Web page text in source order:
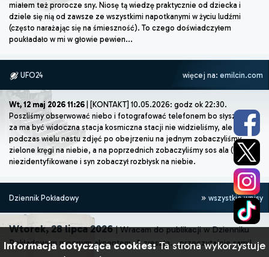
miałem też prorocze sny. Niosę tą wiedzę praktycznie od dziecka i
dziele się nią od zawsze ze wszystkimi napotkanymi w życiu ludźmi
(często narażając się na śmieszność). To czego doświadczyłem
poukładało w mi w głowie pewien...
UFO24 więcej na: emilcin.com
Wt, 12 maj 2026 11:26 | [KONTAKT] 10.05.2026: godz ok 22:30.
Poszliśmy obserwować niebo i fotografować telefonem bo słyszeliśmy
za ma być widoczna stacja kosmiczna stacji nie widzieliśmy, ale
podczas wielu nastu zdjęć po obejrzeniu na jednym zobaczyliśmy
zielone kręgi na niebie, a na poprzednich zobaczyliśmy sos ala (UFO)
niezidentyfikowane i syn zobaczył rozbłysk na niebie.
Dziennik Pokładowy wszystkie wpisy
Wtorek, 28 lipca 2026| Wracam do publikacji w Dzienniku
Pokładowym mocnym akcentem. A zresztą... przeczytajcie sami!
Informacja dotycząca cookies:Ta strona wykorzystuje